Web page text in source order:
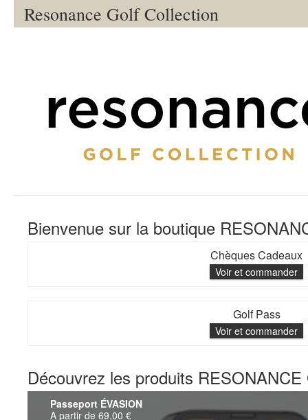
Resonance Golf Collection
Bienvenue sur la boutique
Chèques Cadeaux
Voir et commander
Golf Pass
Voir et commander
Découvrez les produits
Passeport ÉVASION
A partir de 69,00 €